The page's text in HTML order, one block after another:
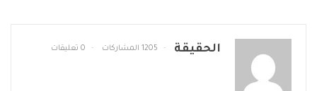
الحقيقة 1205 المشاركات 0 تعليقات